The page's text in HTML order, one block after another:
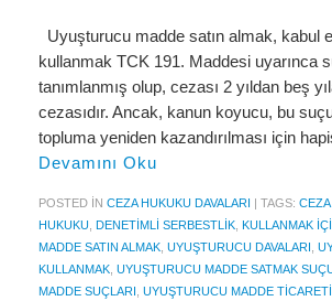
İhbar Tazminatı Hesaplama
Kıdem Tazminatı Hesaplama
Fazla Mesai Hesaplama
İşsizlik Maaşı Hesaplama
KVKK
KVKK Politikamız
Çerez ve Gizlilik Politikası
Uyuşturucu madde satın almak, kabul
kullanmak TCK 191. Maddesi uyarınca
tanımlanmış olup, cezası 2 yıldan beş
cezasıdır. Ancak, kanun koyucu, bu
topluma yeniden kazandırılması için
Devamını Oku
POSTED IN CEZA HUKUKU DAVALARI | TAGS: CEZA
HUKUKU DENETIMLI SERBESTLIK KULLANMAK
MADDE SATIN ALMAK UYUŞTURUCU DAVALARI
KULLANMAK UYUŞTURUCU MADDE SATMAK
MADDE SUÇLARI UYUŞTURUCU MADDE